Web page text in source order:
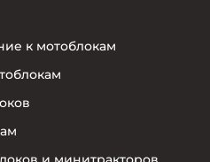
к мотоблокам